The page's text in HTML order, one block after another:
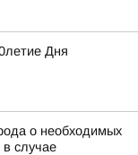
Дня
о необходимых
случае